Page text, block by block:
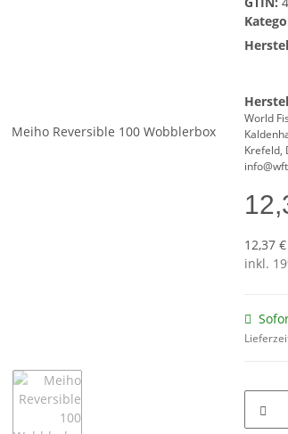
World
Krefeld,
12,37
inkl.